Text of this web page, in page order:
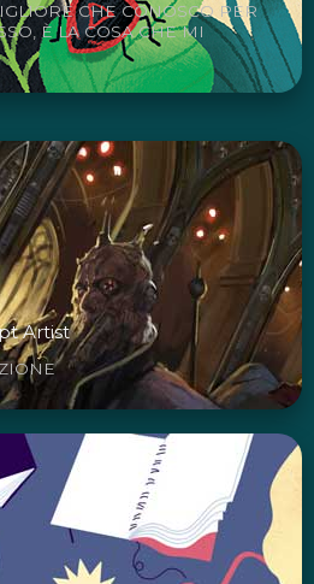
CHE CONOSCO PER
È LA COSA CHE MI
Artist